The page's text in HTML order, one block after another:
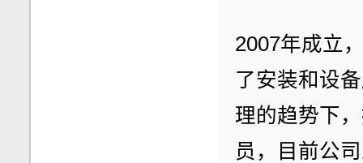
2007年成立
了安装和设
理的趋势下
员，目前公